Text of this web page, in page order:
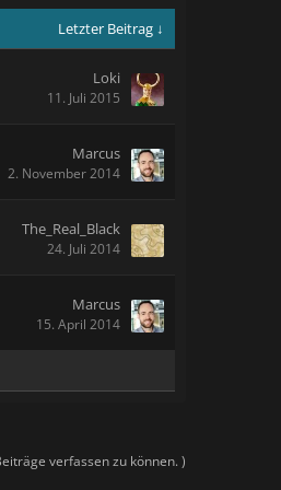
Letzter Beitrag ↓
Loki
11. Juli 2015
Marcus
2. November 2014
The_Real_Black
24. Juli 2014
Marcus
15. April 2014
verfassen zu können. )